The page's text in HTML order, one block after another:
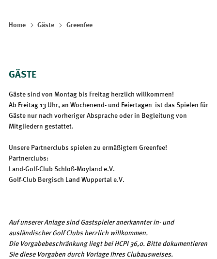
Home Gäste Greenfee
GÄSTE
Gäste sind von Montag bis Freitag herzlich willkommen!
Ab Freitag 13 Uhr, an Wochenend- und Feiertagen ist das Spielen für
Gäste nur nach vorheriger Absprache oder in Begleitung von
Mitgliedern gestattet.
Unsere Partnerclubs spielen zu ermäßigtem Greenfee!
Partnerclubs:
Land-Golf-Club Schloß-Moyland e.V.
Golf-Club Bergisch Land Wuppertal e.V.
Auf unserer Anlage sind Gastspieler anerkannter in- und
ausländischer Golf Clubs herzlich willkommen.
Die Vorgabebeschränkung liegt bei HCPI 36,0. Bitte dokumentieren
Sie diese Vorgaben durch Vorlage Ihres Clubausweises.